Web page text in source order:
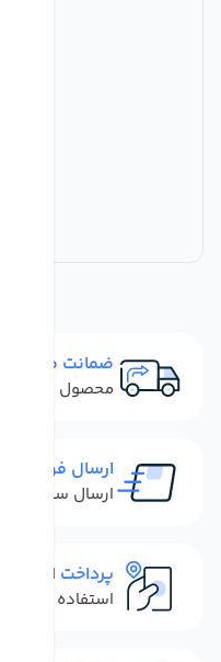
ضمانت مرجوعی
محصول نباید
ارسال فوری
ارسال سفارش
پرداخت امن
استفاده از